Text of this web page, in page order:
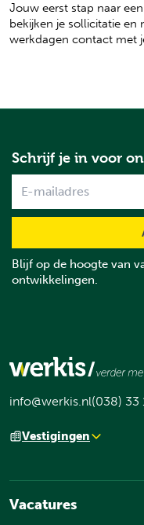
Jouw eerst stap naar
bekijken je sollicitatie en
werkdagen contact met
Schrijf je in voor
Blijf op de hoogte van
ontwikkelingen.
info@werkis.nl(038) 33
Vestigingen
Vacatures